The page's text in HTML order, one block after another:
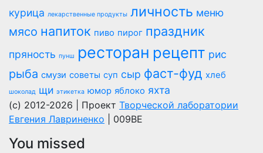
курица лекарственные продукты личность меню
мясо напиток пиво пирог праздник
пряность пунш ресторан рецепт рис
рыба смузи советы суп сыр фаст-фуд хлеб
шоколад щи этикетка юмор яблоко яхта
(c) 2012-2026 | Проект Творческой лаборатории
Евгения Лавриненко | 009BE
You missed